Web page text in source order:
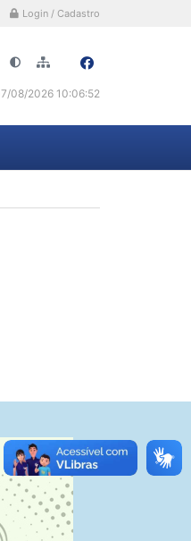
Login / Cadastro
08/2026 10:06:52